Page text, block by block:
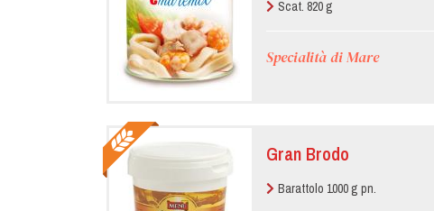
Scat. 820 g
Specialità di Mare
Gran Brodo
Barattolo 1000 g pn.